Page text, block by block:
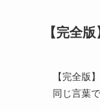
【完全
【完全版
同じ言葉